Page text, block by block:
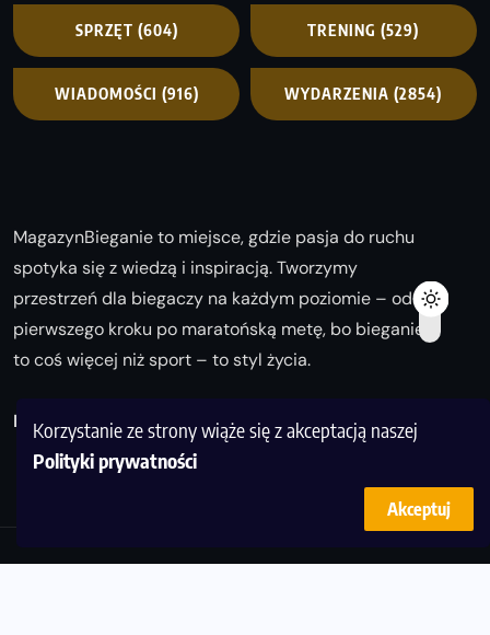
Korzystanie ze strony wiąże się z akceptacją naszej
Polityki prywatności
Akceptuj
SPRZĘT (604) TRENING (529)
WIADOMOŚCI (916) WYDARZENIA (2854)
MagazynBieganie to miejsce, gdzie pasja do ruchu
spotyka się z wiedzą i inspiracją. Tworzymy
przestrzeń dla biegaczy na każdym poziomie – od
pierwszego kroku po maratońską metę, bo bieganie
to coś więcej niż sport – to styl życia.
Biegaj z nami i odkrywaj swoją najlepszą wersję!